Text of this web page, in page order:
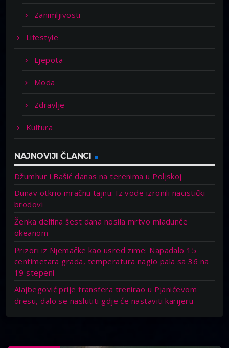
Zanimljivosti
Lifestyle
Ljepota
Moda
Zdravlje
Kultura
NAJNOVIJI ČLANCI
Džumhur i Bašić danas na terenima u Poljskoj
Dunav otkrio mračnu tajnu: Iz vode izronili nacistički
brodovi
Ženka delfina šest dana nosila mrtvo mladunče
okeanom
Prizori iz Njemačke kao usred zime: Napadalo 15
centimetara grada, temperatura naglo pala sa 36 na
19 stepeni
Alajbegović prije transfera trenirao u Pjanićevom
dresu, dalo se naslutiti gdje će nastaviti karijeru